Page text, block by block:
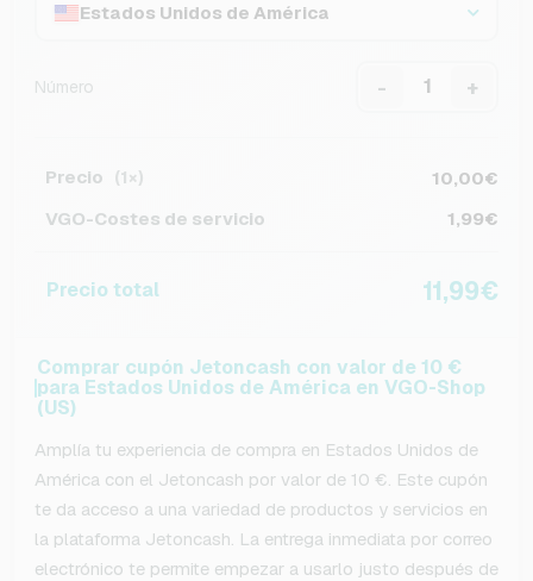
Estados Unidos de América
Número - +
Precio (1×)
10,00€
VGO-Costes de servicio
1,99€
Precio total 11,99€
Comprar cupón Jetoncash con valor de 10 €
para Estados Unidos de América en VGO-Shop
(US)
Amplía tu experiencia de compra en Estados Unidos de
América con el Jetoncash por valor de 10 €. Este cupón
te da acceso a una variedad de productos y servicios en
la plataforma Jetoncash. La entrega inmediata por correo
electrónico te permite empezar a usarlo justo después de